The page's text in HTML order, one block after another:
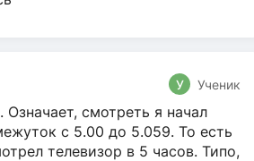
У Ученик
смотреть я начал
с 5.00 до 5.059. То есть
телевизор в 5 часов. Типо,